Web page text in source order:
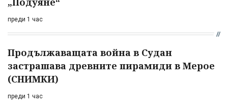
преди 1 час
Продължаващата война в Судан
застрашава древните пирамиди в Мерое
(СНИМКИ)
преди 1 час